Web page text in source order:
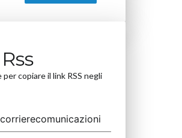
copiare il link RSS negli